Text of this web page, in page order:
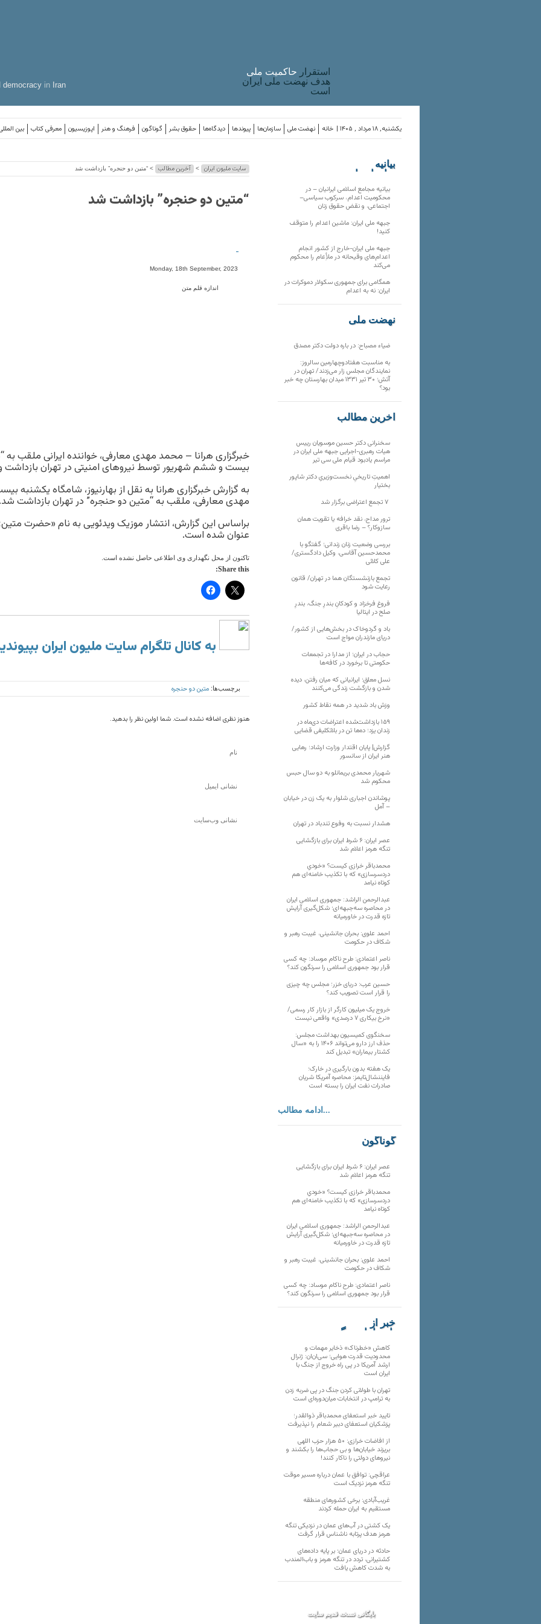
democracy in Iran
استقرار حاکميت ملی
هدف نهضت ملی ایران
است
بین معرفی کتاب اپوزیسیون فرهنگ و هنر گوناگون حقوق بشر دیدگاه‌ها پیوندها سازمان‌ها نهضت ملی خانه یکشنبه, ۱۸ مرداد , ۱۴۰۵ |
سایت ملیون ایران > آخرین مطالب > “متین دو حنجره” بازداشت شد
“متین دو حنجره” بازداشت شد
-
Monday, 18th September, 2023
اندازه قلم متن
خبرگزاری هرانا – محمد مهدی معارفی، خواننده ایرانی ملقب
بیست و ششم شهریور توسط نیروهای امنیتی در تهران
مهدی معارفی، ملقب به “متین دو حنجره” در تهران بازداشت
براساس این گزارش، انتشار موزیک ویدئویی به نام «حضرت
عنوان شده است.
تاکنون از محل نگهداری وی اطلاعی حاصل نشده است.
Share this:
به کانال تلگرام سایت ملیون ایران
برچسب‌ها: متین دو حنجره
هنوز نظری اضافه نشده است. شما اولین نظر را بدهید.
بیانیه
سازمان‌های
بیانیه مجامع اسلامی ایرانیان – در
محکومیت اعدام، سرکوب سیاسی–
اجتماعی، و نقض حقوق زنان
جبهه ملی ایران: ماشین اعدام را متوقف
کنید!
جبهه ملی ایران-خارج از کشور انجام
اعدام‌های وقیحانه در ملأِعام را محکوم
می‌کند
همگامی برای جمهوری سکولار دموکرات در
ایران: نه به اعدام
نهضت ملی
ضیاء مصباح: در باره دولت دکتر مصدق
به مناسبت هفتادوچهارمین سالروز:
نمایندگان مجلس زار می‌زدند/ تهران در
آتش؛ ۳۰ تیر ۱۳۳۱ میدان بهارستان چه خبر
بود؟
آخرین مطالب
سخنرانی دکتر حسین موسویان رییس
هیات رهبری-اجرایی جبهه ملی ایران در
مراسم یادبود قیام ملی سی تیر
اهمیتِ تاریخیِ نخست‌وزیریِ دکتر شاپور
بختیار
ترور مداح، نقد خرافه یا تقویت همان
سازوکار؟ – رضا باقری
بررسی وضعیت زنان زندانی؛ گفتگو با
محمدحسین آقاسی، وکیل دادگستری/
علی کلائی
تجمع بازنشستگان هما در تهران/ قانون
رعایت شود
فروغ فرخزاد و کودکانِ بندرِ جنگ، بندرِ
صلح در ایتالیا
باد و گردوخاک در بخش‌هایی از کشور/
دریای مازندران مواج است
حجاب در ایران؛ از مدارا در تجمعات
حکومتی تا برخورد در کافه‌ها
نسل معلق؛ ایرانیانی که میان رفتن، دیده
شدن و بازگشت زندگی می‌کنند
وزش باد شدید در همه نقاط کشور
۱۵۹ بازداشت‌شده اعتراضات دی‌ماه در
زندان یزد؛ ده‌ها تن در بلاتکلیفی قضایی
گزارش| پایان اقتدار وزارت ارشاد؛ رهایی
هنر ایران از سانسور
شهریار محمدی بریمانلو به دو سال حبس
محکوم شد
پوشاندن اجباری شلوار به یک زن در خیابان
– آمل
هشدار نسبت به وفوع تندباد در تهران
عصر ایران: ۶ شرط ایران برای بازگشایی
تنگه هرمز اعلام شد
محمدباقر خرازی کیست؟ «خودیِ
دردسرسازی» که با تکذیب خامنه‌ای هم
کوتاه نیامد
عبدالرحمن الراشد: جمهوری اسلامی ایران
در محاصره سه‌جبهه‌ای؛ شکل‌گیری آرایش
تازه قدرت در خاورمیانه
احمد علوی: بحران جانشینی، غیبت رهبر و
شکاف در حکومت
ناصر اعتمادی: طرح ناکام موساد: چه کسی
قرار بود جمهوری اسلامی را سرنگون کند؟
حسین عرب: دریای خزر؛ مجلس چه چیزی
را قرار است تصویب کند؟
خروج یک میلیون کارگر از بازار کار رسمی/
«نرخ بیکاری ۷ درصدی» واقعی نیست
سخنگوی کمیسیون بهداشت مجلس:
حذف ارز دارو می‌تواند ۱۴۰۶ را به «سال
کشتار بیماران» تبدیل کند
یک هفته بدون بارگیری در خارک؛
فایننشال‌تایمز: محاصره آمریکا شریان
صادرات نفت ایران را بسته است
ادامه مطالب...
گوناگون
عصر ایران: ۶ شرط ایران برای بازگشایی
تنگه هرمز اعلام شد
محمدباقر خرازی کیست؟ «خودیِ
دردسرسازی» که با تکذیب خامنه‌ای هم
کوتاه نیامد
عبدالرحمن الراشد: جمهوری اسلامی ایران
در محاصره سه‌جبهه‌ای؛ شکل‌گیری آرایش
تازه قدرت در خاورمیانه
احمد علوی: بحران جانشینی، غیبت رهبر و
شکاف در حکومت
ناصر اعتمادی: طرح ناکام موساد: چه کسی
قرار بود جمهوری اسلامی را سرنگون کند؟
خبر از
تارنماهای دیگر
کاهش «خطرناک» ذخایر مهمات و
محدودیت قدرت هوایی؛ سی‌ان‌ان: ژنرال
ارشد آمریکا در پی راه خروج از جنگ با
ایران است
تهران با طولانی کردن جنگ در پی ضربه زدن
به ترامپ در انتخابات میان‌دوره‌ای است
تایید خبر استعفای محمدباقر ذوالقدر؛
پزشکیان استعفای دبیر شعام را نپذیرفت
از افاضات خرازی: ۵۰ هزار حزب اللهی
بریزند خیابان‌ها و بی حجاب‌ها را بکشند و
نیرو‌های دولتی را ناکار کنند!
عراقچی: توافق با عمان درباره مسیر موقت
تنگه هرمز نزدیک است
غریب‌آبادی: برخی کشورهای منطقه
مستقیم به ایران حمله کردند
یک کشتی در آب‌های عمان در نزدیکی تنگه
هرمز هدف پرتابه ناشناس قرار گرفت
حادثه در دریای عمان؛ بر پایه داده‌های
کشتیرانی، تردد در تنگه هرمز و باب‌المندب
به شدت کاهش یافت
بایگانی نسخه قدیم سایت